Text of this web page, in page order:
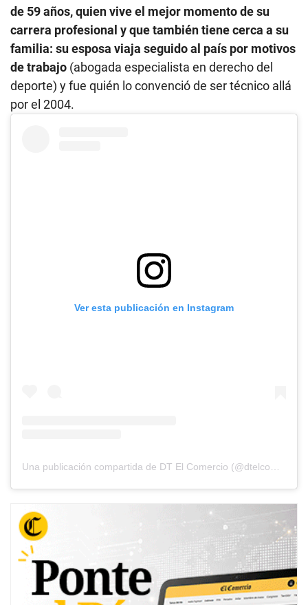
de 59 años, quien vive el mejor momento de su
carrera profesional y que también tiene cerca a su
familia: su esposa viaja seguido al país por motivos
de trabajo (abogada especialista en derecho del
deporte) y fue quién lo convenció de ser técnico allá
por el 2004.
Ver esta publicación en Instagram